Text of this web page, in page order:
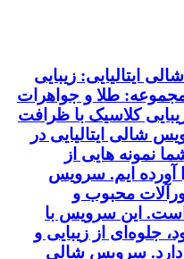
ایتالیایی: زیبایی
طلا و جواهرات
کلاسیک با ظرافت
شالی ایتالیایی در
نمونه هایی از
آورده ایم. سرویس
محبوب و
است. این سرویس با
از زیبایی و
دارد. سرویس شالی